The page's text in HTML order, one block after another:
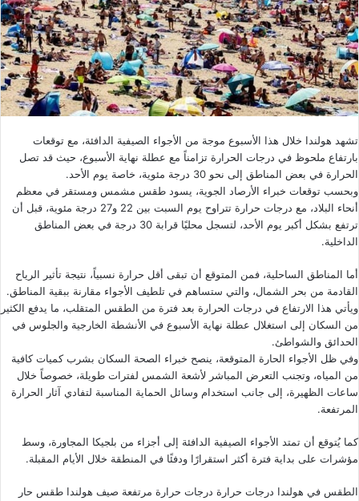
تشهد هولندا خلال هذا الأسبوع موجة من الأجواء الصيفية الدافئة، مع توقعات
بارتفاع ملحوظ في درجات الحرارة تزامناً مع عطلة نهاية الأسبوع، حيث قد تصل
الحرارة في بعض المناطق إلى نحو 30 درجة مئوية، خاصة يوم الأحد.
وبحسب توقعات خبراء الأرصاد الجوية، يسود طقس مشمس ومستقر في معظم
أنحاء البلاد، مع درجات حرارة تتراوح يوم السبت بين 22 و27 درجة مئوية، قبل أن
ترتفع بشكل أكبر يوم الأحد، لتسجل محليًا قرابة 30 درجة في بعض المناطق
الداخلية.
أما المناطق الساحلية، فمن المتوقع أن تبقى أقل حرارة نسبياً، نتيجة تأثير الرياح
القادمة من بحر الشمال، والتي ستساهم في تلطيف الأجواء مقارنة ببقية المناطق.
ويأتي هذا الارتفاع في درجات الحرارة بعد فترة من الطقس المتقلب، ما يدفع الكثير
من السكان إلى استغلال عطلة نهاية الأسبوع في الأنشطة الخارجية والجلوس في
الحدائق والشواطئ.
وفي ظل الأجواء الحارة المتوقعة، ينصح خبراء الصحة السكان بشرب كميات كافية
من المياه، وتجنب التعرض المباشر لأشعة الشمس لفترات طويلة، خصوصاً خلال
ساعات الظهيرة، إلى جانب استخدام وسائل الحماية المناسبة لتفادي آثار الحرارة
المرتفعة.
كما يُتوقع أن تمتد الأجواء الصيفية الدافئة إلى أجزاء من بلجيكا المجاورة، وسط
مؤشرات على بداية فترة أكثر استقرارًا ودفئًا في المنطقة خلال الأيام المقبلة.
الطقس في هولندا درجات حرارة درجات حرارة مرتفعة صيف هولندا طقس حار